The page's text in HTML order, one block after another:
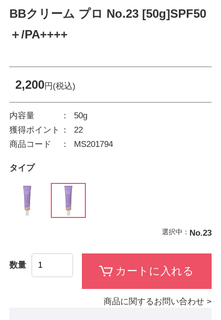
BBクリーム プロ No.23 [50g]SPF50
＋/PA++++
2,200円(税込)
内容量
50g
獲得ポイント
22
商品コード
MS201794
タイプ
選択中： No.23
数量
商品に関するお問い合わせ >